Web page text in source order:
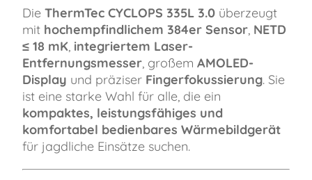
Die ThermTec CYCLOPS 335L 3.0 überzeugt
mit hochempfindlichem 384er Sensor, NETD
≤ 18 mK, integriertem Laser-
Entfernungsmesser, großem AMOLED-
Display und präziser Fingerfokussierung. Sie
ist eine starke Wahl für alle, die ein
kompaktes, leistungsfähiges und
komfortabel bedienbares Wärmebildgerät
für jagdliche Einsätze suchen.